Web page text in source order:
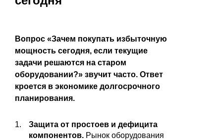
Вопрос «Зачем покупать избыточную
мощность сегодня, если текущие
задачи решаются на старом
оборудовании?» звучит часто. Ответ
кроется в экономике долгосрочного
планирования.
Защита от простоев и дефицита
компонентов. Рынок оборудования